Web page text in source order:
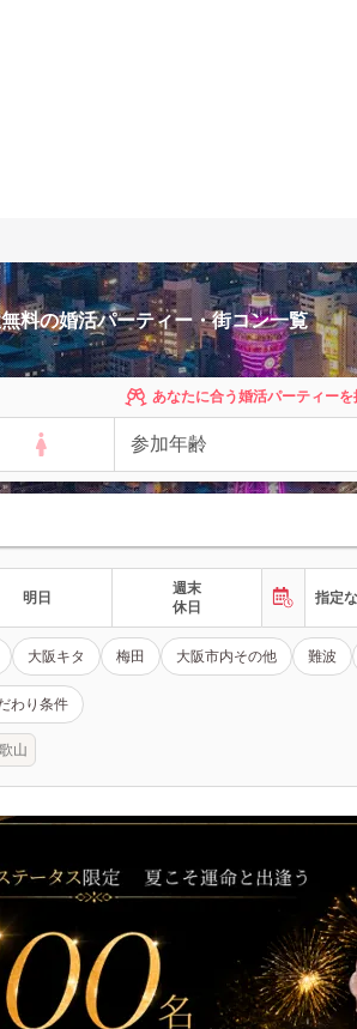
料の婚活パーティー・街コン一覧
あなたに合う婚活パーティーを
明日
週末
休日
指定
大阪キタ 梅田 大阪市内その他 難波
わり条件
山